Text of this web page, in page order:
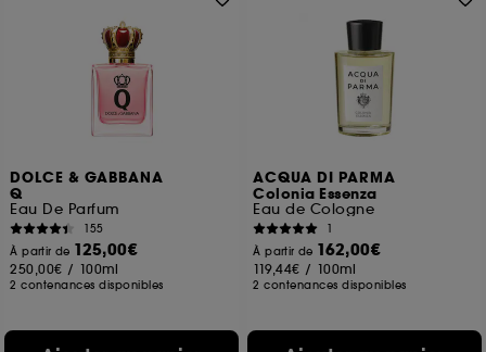
DOLCE & GABBANA
Q
Eau De Parfum
155
À partir de 125,00€
250,00€ / 100ml
2 contenances disponibles
ACQUA DI PARMA
Colonia Essenza
Eau de Cologne
1
À partir de 162,00€
119,44€ / 100ml
2 contenances disponibles